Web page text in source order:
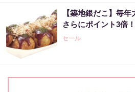
【築地銀だこ】毎
さらにポイント3倍
セール